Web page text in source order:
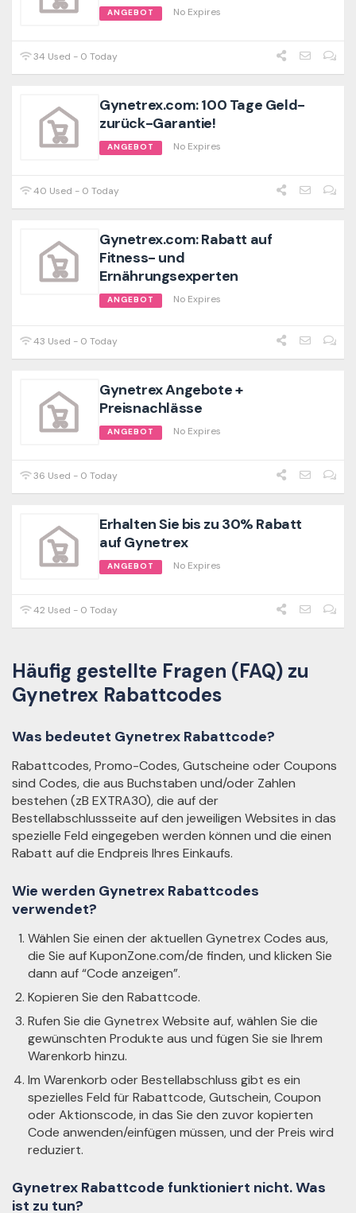
ANGEBOT No Expires
34 Used - 0 Today
Gynetrex.com: 100 Tage Geld-
zurück-Garantie!
ANGEBOT No Expires
40 Used - 0 Today
Gynetrex.com: Rabatt auf
Fitness- und
Ernährungsexperten
ANGEBOT No Expires
43 Used - 0 Today
Gynetrex Angebote +
Preisnachlässe
ANGEBOT No Expires
36 Used - 0 Today
Erhalten Sie bis zu 30% Rabatt
auf Gynetrex
ANGEBOT No Expires
42 Used - 0 Today
Häufig gestellte Fragen (FAQ) zu
Gynetrex Rabattcodes
Was bedeutet Gynetrex Rabattcode?
Rabattcodes, Promo-Codes, Gutscheine oder Coupons
sind Codes, die aus Buchstaben und/oder Zahlen
bestehen (zB EXTRA30), die auf der
Bestellabschlussseite auf den jeweiligen Websites in das
spezielle Feld eingegeben werden können und die einen
Rabatt auf die Endpreis Ihres Einkaufs.
Wie werden Gynetrex Rabattcodes
verwendet?
Wählen Sie einen der aktuellen Gynetrex Codes aus,
die Sie auf KuponZone.com/de finden, und klicken Sie
dann auf “Code anzeigen”.
Kopieren Sie den Rabattcode.
Rufen Sie die Gynetrex Website auf, wählen Sie die
gewünschten Produkte aus und fügen Sie sie Ihrem
Warenkorb hinzu.
Im Warenkorb oder Bestellabschluss gibt es ein
spezielles Feld für Rabattcode, Gutschein, Coupon
oder Aktionscode, in das Sie den zuvor kopierten
Code anwenden/einfügen müssen, und der Preis wird
reduziert.
Gynetrex Rabattcode funktioniert nicht. Was
ist zu tun?